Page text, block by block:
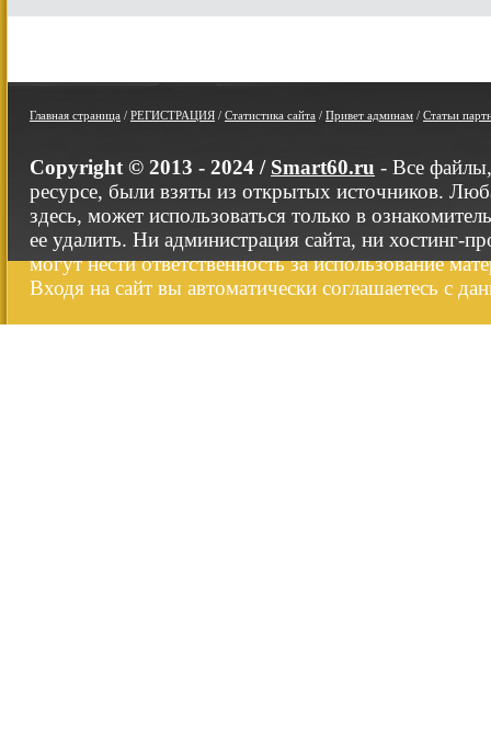
Главная страница / РЕГИСТРАЦИЯ / Статистика сайта / Привет админам / Статьи
Copyright © 2013 - 2024 / Smart60.ru - Все
ресурсе, были взяты из открытых источников.
здесь, может использоваться только в
ее удалить. Ни администрация сайта, ни хостинг-
могут нести ответственность за использование
Входя на сайт вы автоматически соглашаетесь с